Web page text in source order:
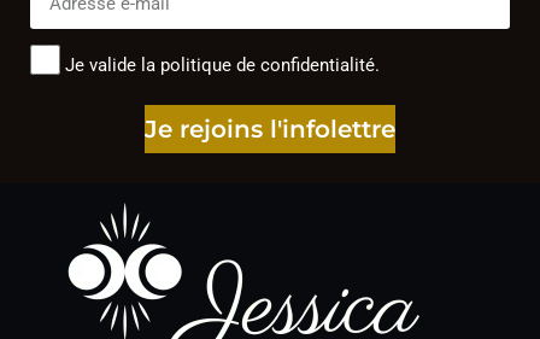
Je valide la politique de confidentialité.
Je rejoins l'infolettre